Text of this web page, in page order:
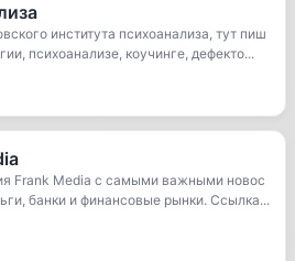
института психоанализа, тут пиш
психоанализе, коучинге, дефекто...
Frank Media с самыми важными новос
банки и финансовые рынки. Ссылка...